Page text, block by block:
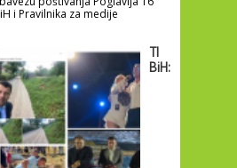
i Pravilnika za medije
TI
BiH: